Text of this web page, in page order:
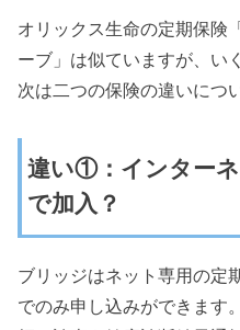
オリックス生命の定期保険
ーブ」は似ていますが、い
次は二つの保険の違いにつ
違い①：インター
で加入？
ブリッジはネット専用の定
でのみ申し込みができます